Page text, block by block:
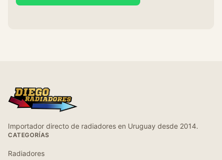
Importador directo de radiadores en Uruguay desde 2014.
CATEGORÍAS
Radiadores